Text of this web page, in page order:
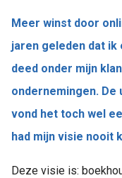
Meer winst door
jaren geleden dat
deed onder mijn
ondernemingen.
vond het toch wel
had mijn visie nooit
Deze visie is: